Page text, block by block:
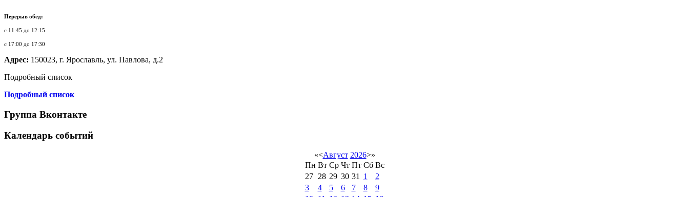
Перерыв обед:
с 11:45 до 12:15
с 17:00 до 17:30
Адрес: 150023, г. Ярославль, ул. Павлова, д.2
Подробный список
Подробный список
Группа Вконтакте
Календарь событий
«<Август 2026>»
Пн Вт Ср Чт Пт Сб Вс
27
28 29 30 31 1
2
3
4 5 6 7 8
9